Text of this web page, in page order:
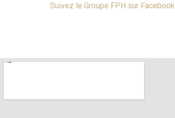
Suivez le Groupe FPH sur Facebook